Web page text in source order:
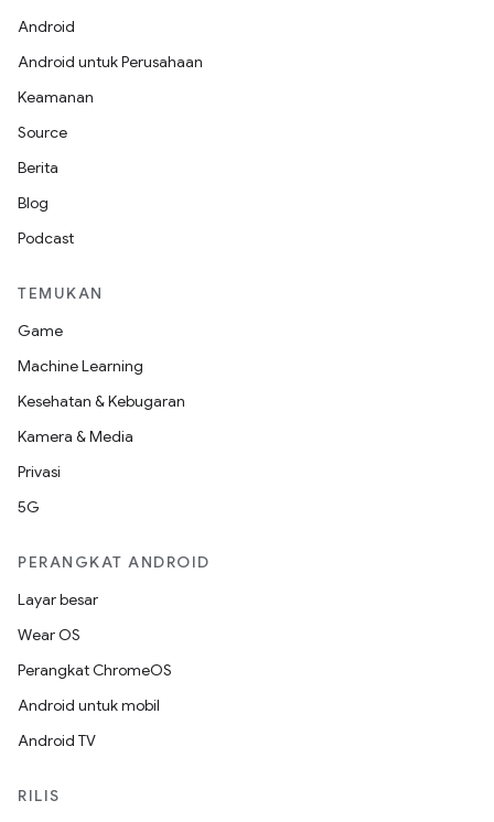
Android
Android untuk Perusahaan
Keamanan
Source
Berita
Blog
Podcast
TEMUKAN
Game
Machine Learning
Kesehatan & Kebugaran
Kamera & Media
Privasi
5G
PERANGKAT ANDROID
Layar besar
Wear OS
Perangkat ChromeOS
Android untuk mobil
Android TV
RILIS